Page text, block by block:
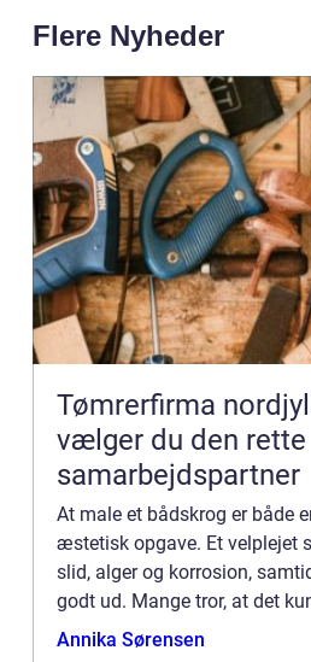
Flere Nyheder
Tømrerfirma nordjylland
vælger du den rette
samarbejdspartner
At male et bådskrog er både
æstetisk opgave. Et velplejet
slid, alger og korrosion,
godt ud. Mange tror, at det
påføre maling, men for...
Annika Sørensen